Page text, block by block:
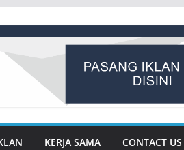
KERJA SAMA CONTACT US